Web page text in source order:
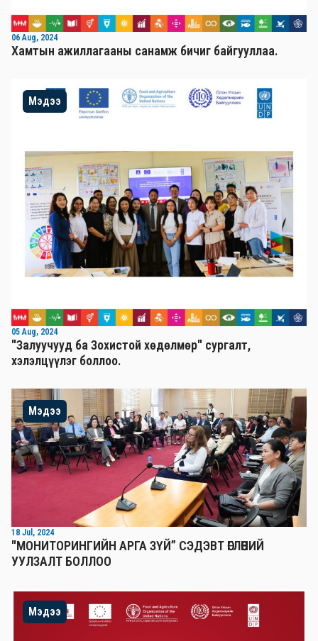
06 Aug, 2024
Хамтын ажиллагааны санамж бичиг байгууллаа.
Мэдээ
05 Aug, 2024
"Залуучууд ба Зохистой хөдөлмөр" сургалт,
хэлэлцүүлэг боллоо.
Мэдээ
18 Jul, 2024
"МОНИТОРИНГИЙН АРГА ЗҮЙ” СЭДЭВТ ӨГЛӨӨНИЙ
УУЛЗАЛТ БОЛЛОО
Мэдээ